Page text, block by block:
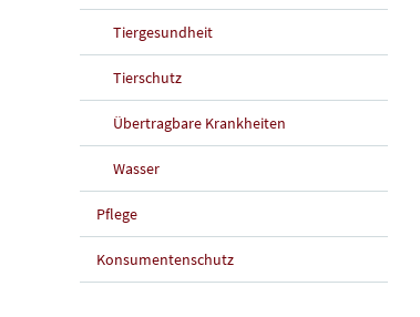
Tiergesundheit
Tierschutz
Übertragbare Krankheiten
Wasser
Pflege
Konsumentenschutz